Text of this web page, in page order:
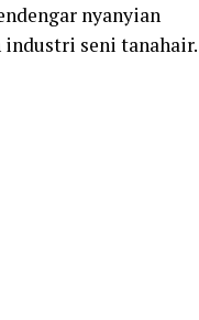
nyanyian
industri seni tanahair.